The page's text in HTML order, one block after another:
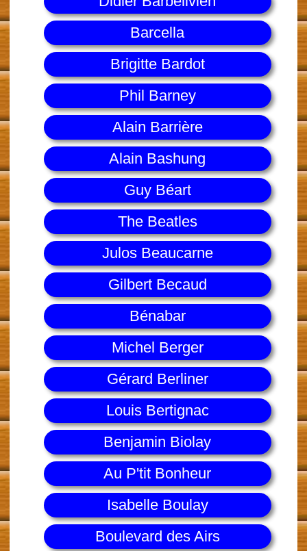
Barcella
Brigitte Bardot
Phil Barney
Alain Barrière
Alain Bashung
Guy Béart
The Beatles
Julos Beaucarne
Gilbert Becaud
Bénabar
Michel Berger
Gérard Berliner
Louis Bertignac
Benjamin Biolay
Au P'tit Bonheur
Isabelle Boulay
Boulevard des Airs